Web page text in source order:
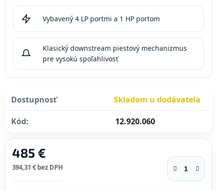
Vybavený 4 LP portmi a 1 HP portom
Klasický downstream piestový mechanizmus
pre vysokú spoľahlivosť
Dostupnosť Skladom u dodávatela
Kód: 12.920.060
485 €
394,31 € bez DPH